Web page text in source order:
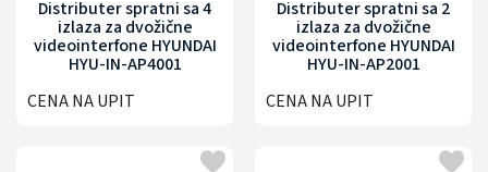
Distributer spratni sa 4
izlaza za dvožične
videointerfone HYUNDAI
HYU-IN-AP4001
CENA NA UPIT
Distributer spratni sa 2
izlaza za dvožične
videointerfone HYUNDAI
HYU-IN-AP2001
CENA NA UPIT